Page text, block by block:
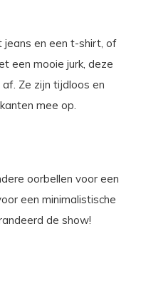
jeans en een t-shirt, of
een mooie jurk, deze
Ze zijn tijdloos en
mee op.
oorbellen voor een
een minimalistische
de show!